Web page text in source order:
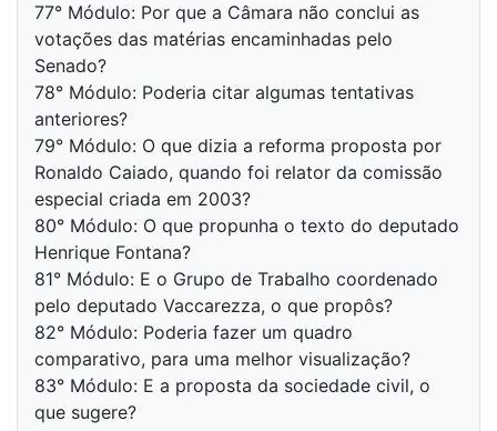
77° Módulo: Por que a Câmara não conclui as
votações das matérias encaminhadas pelo
Senado?
78° Módulo: Poderia citar algumas tentativas
anteriores?
79° Módulo: O que dizia a reforma proposta por
Ronaldo Caiado, quando foi relator da comissão
especial criada em 2003?
80° Módulo: O que propunha o texto do deputado
Henrique Fontana?
81° Módulo: E o Grupo de Trabalho coordenado
pelo deputado Vaccarezza, o que propôs?
82° Módulo: Poderia fazer um quadro
comparativo, para uma melhor visualização?
83° Módulo: E a proposta da sociedade civil, o
que sugere?